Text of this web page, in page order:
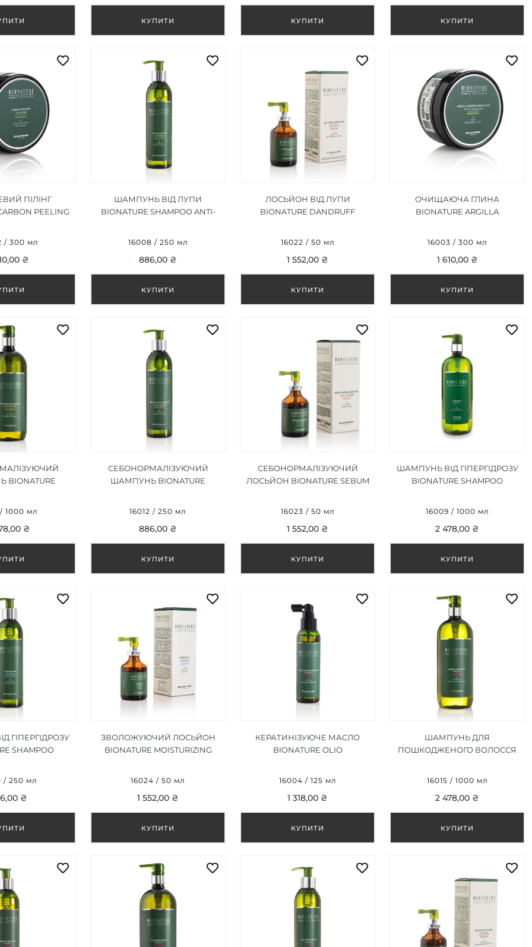
ПІЛІНГ
PEELING
/ 300 мл
₴
ШАМПУНЬ ВІД ЛУПИ
BIONATURE SHAMPOO ANTI-
16008 / 250 мл
886,00 ₴
ЛОСЬЙОН ВІД ЛУПИ
BIONATURE DANDRUFF
16022 / 50 мл
1 552,00 ₴
ОЧИЩАЮЧА ГЛИНА
BIONATURE ARGILLA
16003 / 300 мл
1 610,00 ₴
/ 1000 мл
₴
СЕБОНОРМАЛІЗУЮЧИЙ
ШАМПУНЬ BIONATURE
16012 / 250 мл
886,00 ₴
СЕБОНОРМАЛІЗУЮЧИЙ
ЛОСЬЙОН BIONATURE SEBUM
16023 / 50 мл
1 552,00 ₴
ШАМПУНЬ ВІД ГІПЕРГІДРОЗУ
BIONATURE SHAMPOO
16009 / 1000 мл
2 478,00 ₴
ГІПЕРГІДРОЗУ
SHAMPOO
/ 250 мл
₴
ЗВОЛОЖУЮЧИЙ ЛОСЬЙОН
BIONATURE MOISTURIZING
16024 / 50 мл
1 552,00 ₴
КЕРАТИНІЗУЮЧЕ МАСЛО
BIONATURE OLIO
16004 / 125 мл
1 318,00 ₴
ШАМПУНЬ ДЛЯ
ПОШКОДЖЕНОГО ВОЛОССЯ
16015 / 1000 мл
2 478,00 ₴